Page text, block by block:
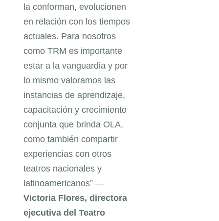
la conforman, evolucionen
en relación con los tiempos
actuales. Para nosotros
como TRM es importante
estar a la vanguardia y por
lo mismo valoramos las
instancias de aprendizaje,
capacitación y crecimiento
conjunta que brinda OLA,
como también compartir
experiencias con otros
teatros nacionales y
latinoamericanos” —
Victoria Flores, directora
ejecutiva del Teatro